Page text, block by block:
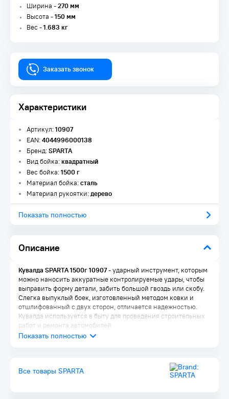
Ширина -270 мм
Высота -150 мм
Вес -1.683 кг
Заказать звонок
Характеристики
Описание
Артикул:10907
EAN:4044996000138
Бренд:SPARTA
Вид бойка:квадратный
Вес бойка:1500 г
Материал бойка:сталь
Материал рукоятки:дерево
Показать полностью
Кувалда SPARTA 1500г 10907- ударный инструмент, которым
можно наносить аккуратные контролируемые удары, чтобы
выправить форму детали, забить большой гвоздь или скобу.
Слегка выпуклый боек, изготовленный методом ковки и
отшлифованный с двух сторон, отличается надежностью.
Кувалда используется в быту для проведения строительных
работ и ремонта автомобилей.
среднеуглеродистой стали 45, закаленной токами
Все товары SPARTA